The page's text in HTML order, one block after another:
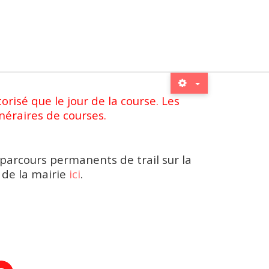
que le jour de la course. Les
de courses.
permanents de trail sur la
la mairie ici.